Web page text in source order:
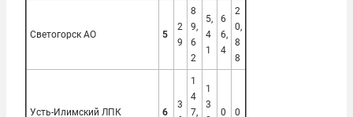
Светогорск АО 5
2
9
8
9,
6
2
5,
4
1
6
6,
4
2
0,
8
8
Усть-Илимский ЛПК 6
3
1
4
7,
1
3
0 0